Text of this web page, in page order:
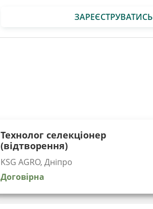
ЗАРЕЄСТРУВАТИСЬ
Технолог селекціонер
(відтворення)
KSG AGRO, Дніпро
Договірна